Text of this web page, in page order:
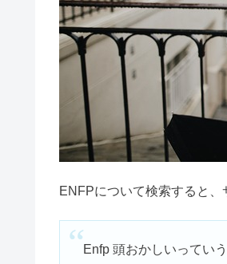
INFJは生
ISFPは生
ENFPは頭がお